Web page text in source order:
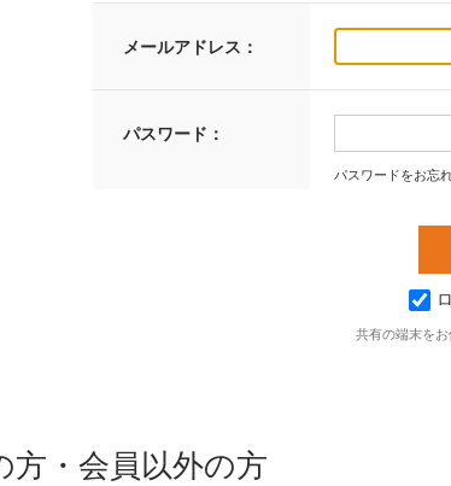
メールアドレス：
パスワード：
パスワードをお忘
共有の端末を
・会員以外の方